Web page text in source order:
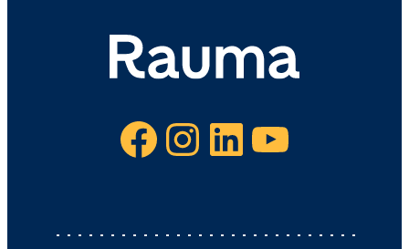
Facebook Instagram LinkedIn YouTube